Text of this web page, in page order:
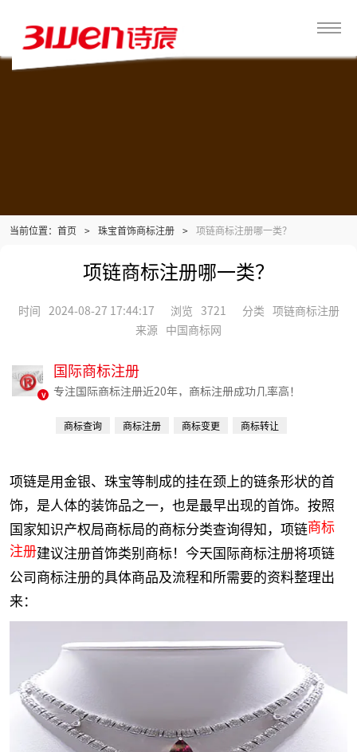
当前位置： 首页 > 珠宝首饰商标注册 > 项链商标注册哪一类？
项链商标注册哪一类？
时间 2024-08-27 17:44:17 浏览 3721 分类 项链商标注册
来源 中国商标网
v
国际商标注册
专注国际商标注册近20年，商标注册成功几率高！
商标查询 商标注册 商标变更
商标转让
项链是用金银、珠宝等制成的挂在颈上的链条形状的首
饰，是人体的装饰品之一，也是最早出现的首饰。按照
国家知识产权局商标局的商标分类查询得知，项链商标
注册建议注册首饰类别商标！今天国际商标注册将项链
公司商标注册的具体商品及流程和所需要的资料整理出
来：